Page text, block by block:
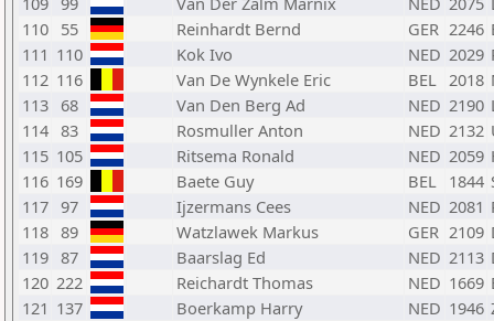
110 55 Reinhardt Bernd GER 2246
111 110 Kok Ivo NED 2029
112 116 Van De Wynkele Eric BEL 2018
113 68 Van Den Berg Ad NED 2190
114 83 Rosmuller Anton NED 2132
115 105 Ritsema Ronald NED 2059
116 169 Baete Guy BEL 1844
117 97 Ijzermans Cees NED 2081
118 89 Watzlawek Markus GER 2109
119 87 Baarslag Ed NED 2113
120 222 Reichardt Thomas NED 1669
121 137 Boerkamp Harry NED 1946